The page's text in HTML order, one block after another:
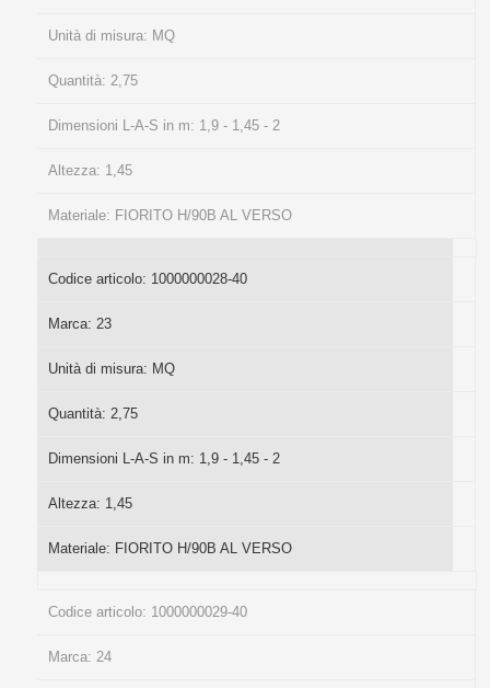
Unità di misura: MQ
Quantità: 2,75
Dimensioni L-A-S in m: 1,9 - 1,45 - 2
Altezza: 1,45
Materiale: FIORITO H/90B AL VERSO
Codice articolo: 1000000028-40
Marca: 23
Unità di misura: MQ
Quantità: 2,75
Dimensioni L-A-S in m: 1,9 - 1,45 - 2
Altezza: 1,45
Materiale: FIORITO H/90B AL VERSO
Codice articolo: 1000000029-40
Marca: 24